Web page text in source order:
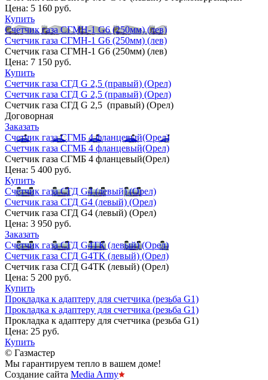
Цена: 5 160 руб.
Купить
Счетчик газа СГМН-1 G6 (250мм) (лев)
Счетчик газа СГМН-1 G6 (250мм) (лев)
Счетчик газа СГМН-1 G6 (250мм) (лев)
Цена: 7 150 руб.
Купить
Счетчик газа СГД G 2,5 (правый) (Орел)
Счетчик газа СГД G 2,5 (правый) (Орел)
Счетчик газа СГД G 2,5 (правый) (Орел)
Договорная
Заказать
Счетчик газа СГМБ 4 фланцевый(Орел)
Счетчик газа СГМБ 4 фланцевый(Орел)
Счетчик газа СГМБ 4 фланцевый(Орел)
Цена: 5 400 руб.
Купить
Счетчик газа СГД G4 (левый) (Орел)
Счетчик газа СГД G4 (левый) (Орел)
Счетчик газа СГД G4 (левый) (Орел)
Цена: 3 950 руб.
Заказать
Счетчик газа СГД G4ТК (левый) (Орел)
Счетчик газа СГД G4ТК (левый) (Орел)
Счетчик газа СГД G4ТК (левый) (Орел)
Цена: 5 200 руб.
Купить
Прокладка к адаптеру для счетчика (резьба G1)
Прокладка к адаптеру для счетчика (резьба G1)
Прокладка к адаптеру для счетчика (резьба G1)
Цена: 25 руб.
Купить
© Газмастер
Мы гарантируем тепло в вашем доме!
Создание сайта Media Army